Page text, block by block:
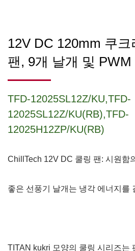
12V DC 120mm 쿠
팬, 9개 날개 및 PWM
TFD-12025SL12Z/KU,TFD-
12025SL12Z/KU(RB),TFD-
12025H12ZP/KU(RB)
ChillTech 12V DC 쿨링 팬: 시원함
좋은 선풍기 날개는 냉각 에너지를
TITAN kukri 모양의 쿨링 시리즈는